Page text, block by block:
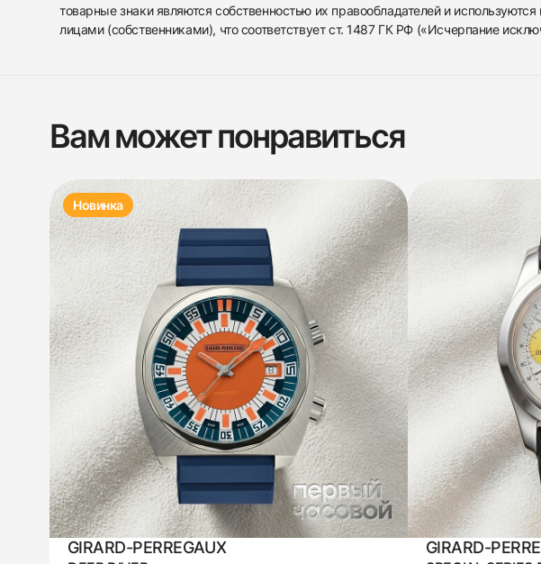
товарные знаки являются собственностью их правообладателей и
лицами (собственниками), что соответствует ст. 1487 ГК РФ («Исчерпание
Вам может понравиться
Новинка
GIRARD-PERREGAUX GIRARD-